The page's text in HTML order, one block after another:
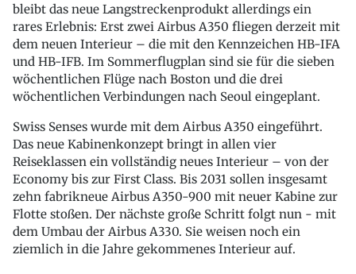
bleibt das neue Langstreckenprodukt allerdings ein
rares Erlebnis: Erst zwei Airbus A350 fliegen derzeit mit
dem neuen Interieur – die mit den Kennzeichen HB-IFA
und HB-IFB. Im Sommerflugplan sind sie für die sieben
wöchentlichen Flüge nach Boston und die drei
wöchentlichen Verbindungen nach Seoul eingeplant.
Swiss Senses wurde mit dem Airbus A350 eingeführt.
Das neue Kabinenkonzept bringt in allen vier
Reiseklassen ein vollständig neues Interieur – von der
Economy bis zur First Class. Bis 2031 sollen insgesamt
zehn fabrikneue Airbus A350-900 mit neuer Kabine zur
Flotte stoßen. Der nächste große Schritt folgt nun - mit
dem Umbau der Airbus A330. Sie weisen noch ein
ziemlich in die Jahre gekommenes Interieur auf.